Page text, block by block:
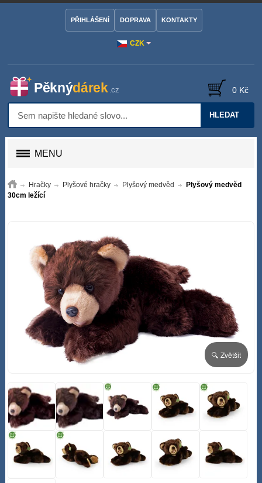
CZK
PŘIHLÁŠENÍ DOPRAVA KONTAKTY
HLEDAT
0 Kč
MENU
Hračky Plyšové hračky Plyšový medvěd
Plyšový medvěd
30cm ležící
🔍 Zvětšit